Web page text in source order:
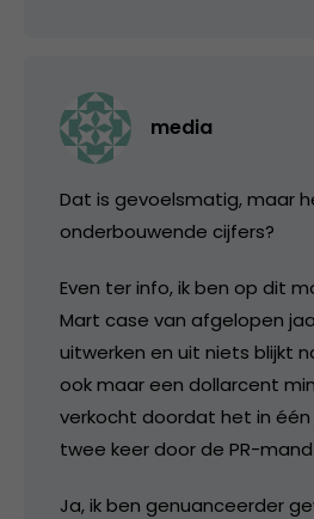
media
Dat is gevoelsmatig, maar
onderbouwende cijfers?
Even ter info, ik ben op dit
Mart case van afgelopen
uitwerken en uit niets blijkt
ook maar een dollarcent
verkocht doordat het in
twee keer door de PR-
Ja, ik ben genuanceerder